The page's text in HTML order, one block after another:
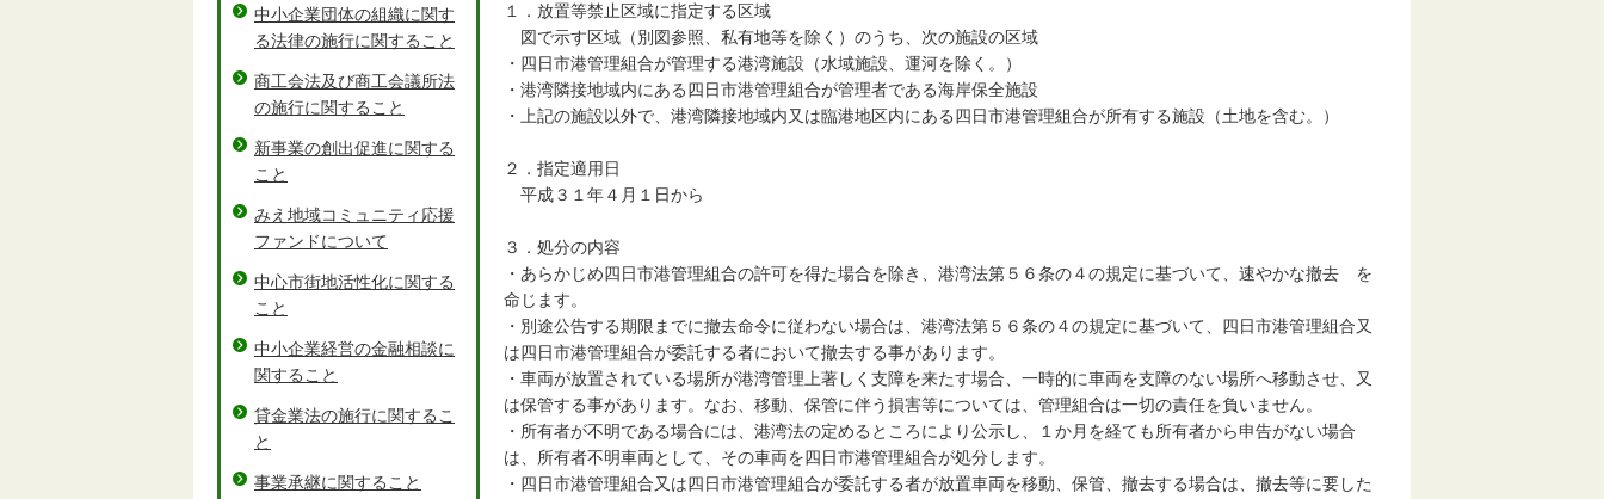
１．放置等禁止区域に指定する区域
図で示す区域（別図参照、私有地等を除く）のうち、次の施設の区域
・四日市港管理組合が管理する港湾施設（水域施設、運河を除く。）
・港湾隣接地域内にある四日市港管理組合が管理者である海岸保全施設
・上記の施設以外で、港湾隣接地域内又は臨港地区内にある四日市港管理組合が所有する施設（土地を含む。）
２．指定適用日
平成３１年４月１日から
３．処分の内容
・あらかじめ四日市港管理組合の許可を得た場合を除き、港湾法第５６条の４の規定に基づいて、速やかな撤去 を
命じます。
・別途公告する期限までに撤去命令に従わない場合は、港湾法第５６条の４の規定に基づいて、四日市港管理組合又
は四日市港管理組合が委託する者において撤去する事があります。
・車両が放置されている場所が港湾管理上著しく支障を来たす場合、一時的に車両を支障のない場所へ移動させ、又
は保管する事があります。なお、移動、保管に伴う損害等については、管理組合は一切の責任を負いません。
・所有者が不明である場合には、港湾法の定めるところにより公示し、１か月を経ても所有者から申告がない場合
は、所有者不明車両として、その車両を四日市港管理組合が処分します。
・四日市港管理組合又は四日市港管理組合が委託する者が放置車両を移動、保管、撤去する場合は、撤去等に要した
中小企業団体の組織に関す
る法律の施行に関すること
商工会法及び商工会議所法
の施行に関すること
新事業の創出促進に関する
こと
みえ地域コミュニティ応援
ファンドについて
中心市街地活性化に関する
こと
中小企業経営の金融相談に
関すること
貸金業法の施行に関するこ
と
事業承継に関すること